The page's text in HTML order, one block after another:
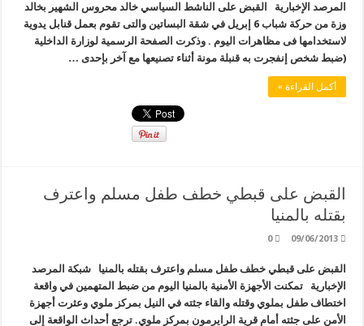
المرصد الإخبارية القبض على الناشط السياسي خالد محروس الشهير بخالد
وزة من حركة شباب 6 إبريل في شقة البساتين والتى تقوم بعمل قنابل يدوية
لاستخدامها فى مظاهرات اليوم . وذكرت الصفحة الرسمية لوزارة الداخلية
(ضبط شخص إنفجرت به قنبلة مونة أثناء تصنيعها مع آخر بإحدى …
أكمل القراءة »
القبض على قبطي خطف طفل مسلم واعترف
بقتله بالمنيا
09/06/2013
0
القبض على قبطي خطف طفل مسلم واعترف بقتله بالمنيا شبكة المرصد
الإخبارية تمكنت الأجهزة الأمنية بالمنيا اليوم من ضبط المتهمين في واقعة
اختطاف طفل بملوي وقتله والقاء جثته في النيل بمركز ملوي وعثرت أجهزة
الأمن على جثته أمام قرية الرايرمون بمركز ملوي. ترجع أحداث الواقعة إلى